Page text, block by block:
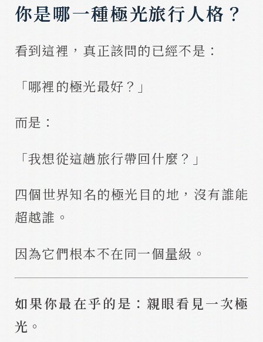
你是哪一種極光旅行人格？
看到這裡，真正該問的已經不是：
「哪裡的極光最好？」
而是：
「我想從這趟旅行帶回什麼？」
四個世界知名的極光目的地，沒有誰能
超越誰。
因為它們根本不在同一個量級。
如果你最在乎的是：親眼看見一次極
光。